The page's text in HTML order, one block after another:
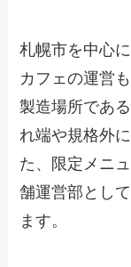
札幌市を中心
カフェの運営
製造場所であ
れ端や規格外
た、限定メニ
舗運営部とし
ます。